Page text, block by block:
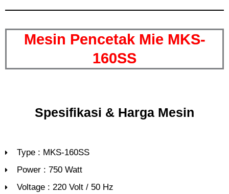
Mesin Pencetak Mie MKS-
160SS
Spesifikasi & Harga Mesin
Type : MKS-160SS
Power : 750 Watt
Voltage : 220 Volt / 50 Hz